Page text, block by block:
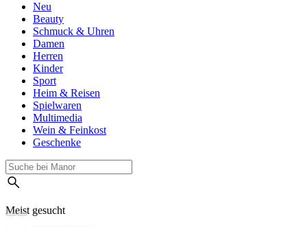
Neu
Beauty
Schmuck & Uhren
Damen
Herren
Kinder
Sport
Heim & Reisen
Spielwaren
Multimedia
Wein & Feinkost
Geschenke
Meist gesucht